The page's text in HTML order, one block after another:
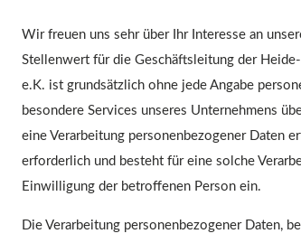
Wir freuen uns sehr über Ihr Interesse an
Stellenwert für die Geschäftsleitung der
e.K. ist grundsätzlich ohne jede Angabe
besondere Services unseres Unternehmens
eine Verarbeitung personenbezogener Daten
erforderlich und besteht für eine solche
Einwilligung der betroffenen Person ein.
Die Verarbeitung personenbezogener Daten,